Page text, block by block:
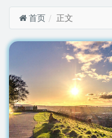
首页 正文